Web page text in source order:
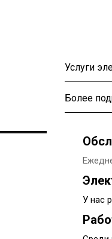
Услуги
Более
У нас